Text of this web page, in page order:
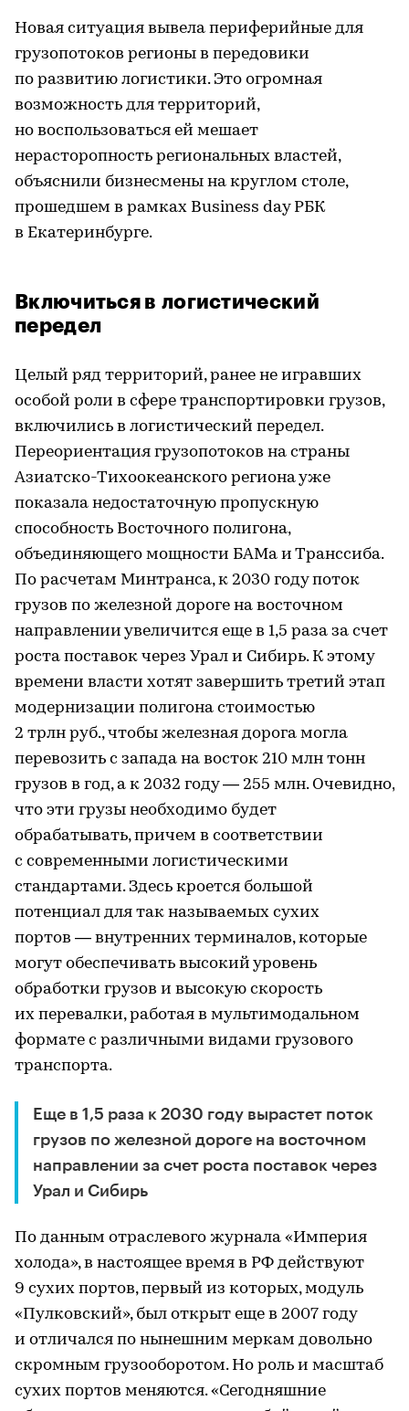
Новая ситуация вывела периферийные для
грузопотоков регионы в передовики
по развитию логистики. Это огромная
возможность для территорий,
но воспользоваться ей мешает
нерасторопность региональных властей,
объяснили бизнесмены на круглом столе,
прошедшем в рамках Business day РБК
в Екатеринбурге.
Включиться в логистический
передел
Целый ряд территорий, ранее не игравших
особой роли в сфере транспортировки грузов,
включились в логистический передел.
Переориентация грузопотоков на страны
Азиатско-Тихоокеанского региона уже
показала недостаточную пропускную
способность Восточного полигона,
объединяющего мощности БАМа и Транссиба.
По расчетам Минтранса, к 2030 году поток
грузов по железной дороге на восточном
направлении увеличится еще в 1,5 раза за счет
роста поставок через Урал и Сибирь. К этому
времени власти хотят завершить третий этап
модернизации полигона стоимостью
2 трлн руб., чтобы железная дорога могла
перевозить с запада на восток 210 млн тонн
грузов в год, а к 2032 году — 255 млн. Очевидно,
что эти грузы необходимо будет
обрабатывать, причем в соответствии
с современными логистическими
стандартами. Здесь кроется большой
потенциал для так называемых сухих
портов — внутренних терминалов, которые
могут обеспечивать высокий уровень
обработки грузов и высокую скорость
их перевалки, работая в мультимодальном
формате с различными видами грузового
транспорта.
Еще в 1,5 раза к 2030 году вырастет поток
грузов по железной дороге на восточном
направлении за счет роста поставок через
Урал и Сибирь
По данным отраслевого журнала «Империя
холода», в настоящее время в РФ действуют
9 сухих портов, первый из которых, модуль
«Пулковский», был открыт еще в 2007 году
и отличался по нынешним меркам довольно
скромным грузооборотом. Но роль и масштаб
сухих портов меняются. «Сегодняшние